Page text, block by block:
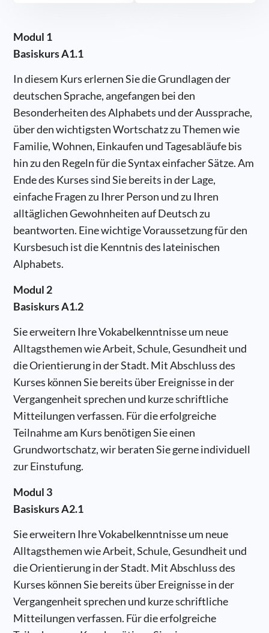
Modul 1
Basiskurs A1.1
In diesem Kurs erlernen Sie die Grundlagen der
deutschen Sprache, angefangen bei den
Besonderheiten des Alphabets und der Aussprache,
über den wichtigsten Wortschatz zu Themen wie
Familie, Wohnen, Einkaufen und Tagesabläufe bis
hin zu den Regeln für die Syntax einfacher Sätze. Am
Ende des Kurses sind Sie bereits in der Lage,
einfache Fragen zu Ihrer Person und zu Ihren
alltäglichen Gewohnheiten auf Deutsch zu
beantworten. Eine wichtige Voraussetzung für den
Kursbesuch ist die Kenntnis des lateinischen
Alphabets.
Modul 2
Basiskurs A1.2
Sie erweitern Ihre Vokabelkenntnisse um neue
Alltagsthemen wie Arbeit, Schule, Gesundheit und
die Orientierung in der Stadt. Mit Abschluss des
Kurses können Sie bereits über Ereignisse in der
Vergangenheit sprechen und kurze schriftliche
Mitteilungen verfassen. Für die erfolgreiche
Teilnahme am Kurs benötigen Sie einen
Grundwortschatz, wir beraten Sie gerne individuell
zur Einstufung.
Modul 3
Basiskurs A2.1
Sie erweitern Ihre Vokabelkenntnisse um neue
Alltagsthemen wie Arbeit, Schule, Gesundheit und
die Orientierung in der Stadt. Mit Abschluss des
Kurses können Sie bereits über Ereignisse in der
Vergangenheit sprechen und kurze schriftliche
Mitteilungen verfassen. Für die erfolgreiche